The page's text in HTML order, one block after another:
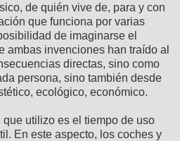
de quién vive de, para y con
que funciona por varias
de imaginarse el
ambas invenciones han traído al
directas, sino como
persona, sino también desde
ecológico, económico.
utilizo es el tiempo de uso
En este aspecto, los coches y